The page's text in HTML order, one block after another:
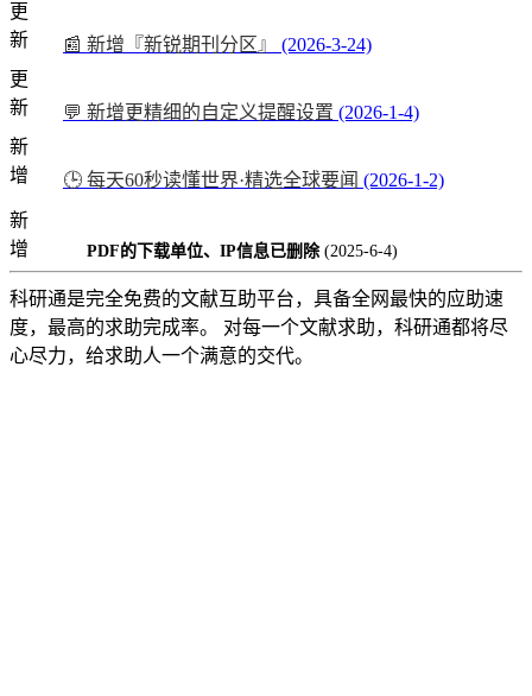
更
新
📰 新增『新锐期刊分区』
(2026-3-24)
更
新
💬 新增更精细的自定义提醒设置 (2026-1-4)
新
增
🕒 每天60秒读懂世界·精选全球要闻 (2026-1-2)
新
增
PDF的下载单位、IP信息已删除 (2025-6-4)
科研通是完全免费的文献互助平台，具备全网最快的应助速
度，最高的求助完成率。 对每一个文献求助，科研通都将尽
心尽力，给求助人一个满意的交代。